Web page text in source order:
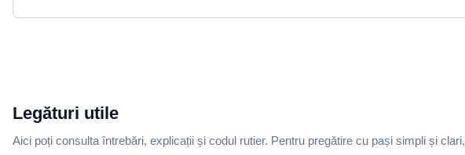
Legături utile
Aici poți consulta întrebări, explicații și codul rutier. Pentru pregătire cu pași simpli și clari,